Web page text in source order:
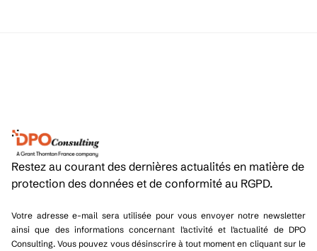
Restez au courant des dernières actualités en matière de
protection des données et de conformité au RGPD.
Votre adresse e-mail sera utilisée pour vous envoyer notre newsletter
ainsi que des informations concernant l'activité et l'actualité de DPO
Consulting. Vous pouvez vous désinscrire à tout moment en cliquant sur le